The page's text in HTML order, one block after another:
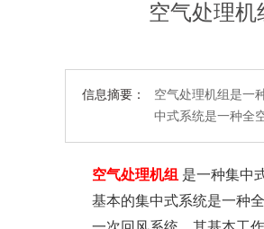
空气处理机
信息摘要：
空气处理机组是一
中式系统是一种全
空气处理机组 是一种集中
基本的集中式系统是一种